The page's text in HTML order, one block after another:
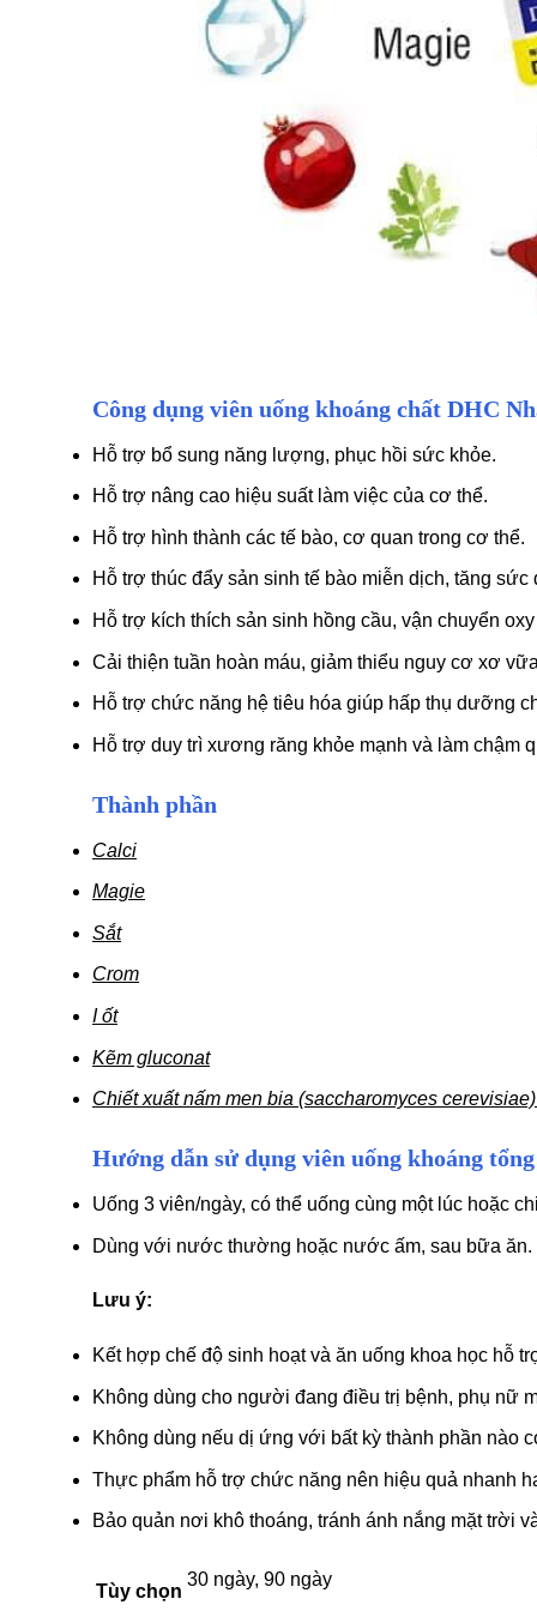
Công dụng viên uống khoáng chất DHC
Hỗ trợ bổ sung năng lượng, phục hồi sức khỏe.
Hỗ trợ nâng cao hiệu suất làm việc của cơ thể.
Hỗ trợ hình thành các tế bào, cơ quan trong cơ thể.
Hỗ trợ thúc đẩy sản sinh tế bào miễn dịch, tăng sức
Hỗ trợ kích thích sản sinh hồng cầu, vận chuyển
Cải thiện tuần hoàn máu, giảm thiểu nguy cơ xơ
Hỗ trợ chức năng hệ tiêu hóa giúp hấp thụ dưỡng
Hỗ trợ duy trì xương răng khỏe mạnh và làm chậm
Thành phần
Calci
Magie
Sắt
Crom
I ốt
Kẽm gluconat
Chiết xuất nấm men bia (saccharomyces
Hướng dẫn sử dụng viên uống khoáng
Uống 3 viên/ngày, có thể uống cùng một lúc hoặc
Dùng với nước thường hoặc nước ấm, sau bữa ăn.
Lưu ý:
Kết hợp chế độ sinh hoạt và ăn uống khoa học hỗ
Không dùng cho người đang điều trị bệnh, phụ nữ
Không dùng nếu dị ứng với bất kỳ thành phần nào
Thực phẩm hỗ trợ chức năng nên hiệu quả nhanh
Bảo quản nơi khô thoáng, tránh ánh nắng mặt trời
Tùy chọn
30 ngày, 90 ngày